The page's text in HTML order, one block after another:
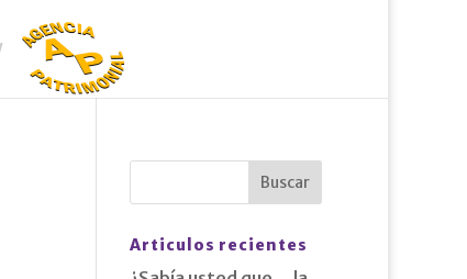
AGENCIA
PATRIMONI
AL
Articulos recientes